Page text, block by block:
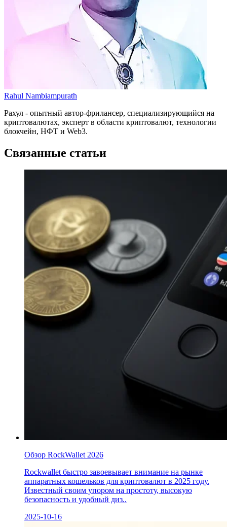
Rahul Nambiampurath
Рахул - опытный автор-фрилансер, специализирующийся на
криптовалютах, эксперт в области криптовалют, технологии
блокчейн, НФТ и Web3.
Связанные статьи
Обзор RockWallet 2026
Rockwallet быстро завоевывает внимание на рынке
аппаратных кошельков для криптовалют в 2025 году.
Известный своим упором на простоту, высокую
безопасность и удобный диз..
2025-10-16